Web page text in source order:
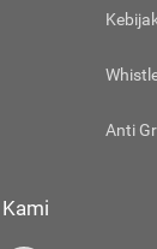
Anti